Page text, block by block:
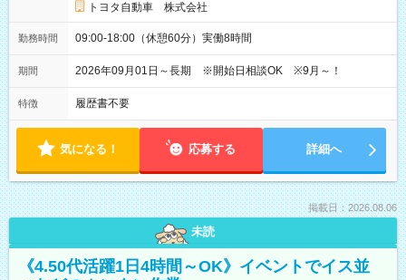
トヨタ自動車 株式会社
勤務時間 09:00-18:00（休憩60分）実働8時間
期間 2026年09月01日～長期 ※開始日相談OK ※9月～！
特徴 履歴書不要
気になる！ 応募する 詳細へ
掲載日：2026.08.06
未読
《4.50代活躍1日4時間～OK》イベントでイス並